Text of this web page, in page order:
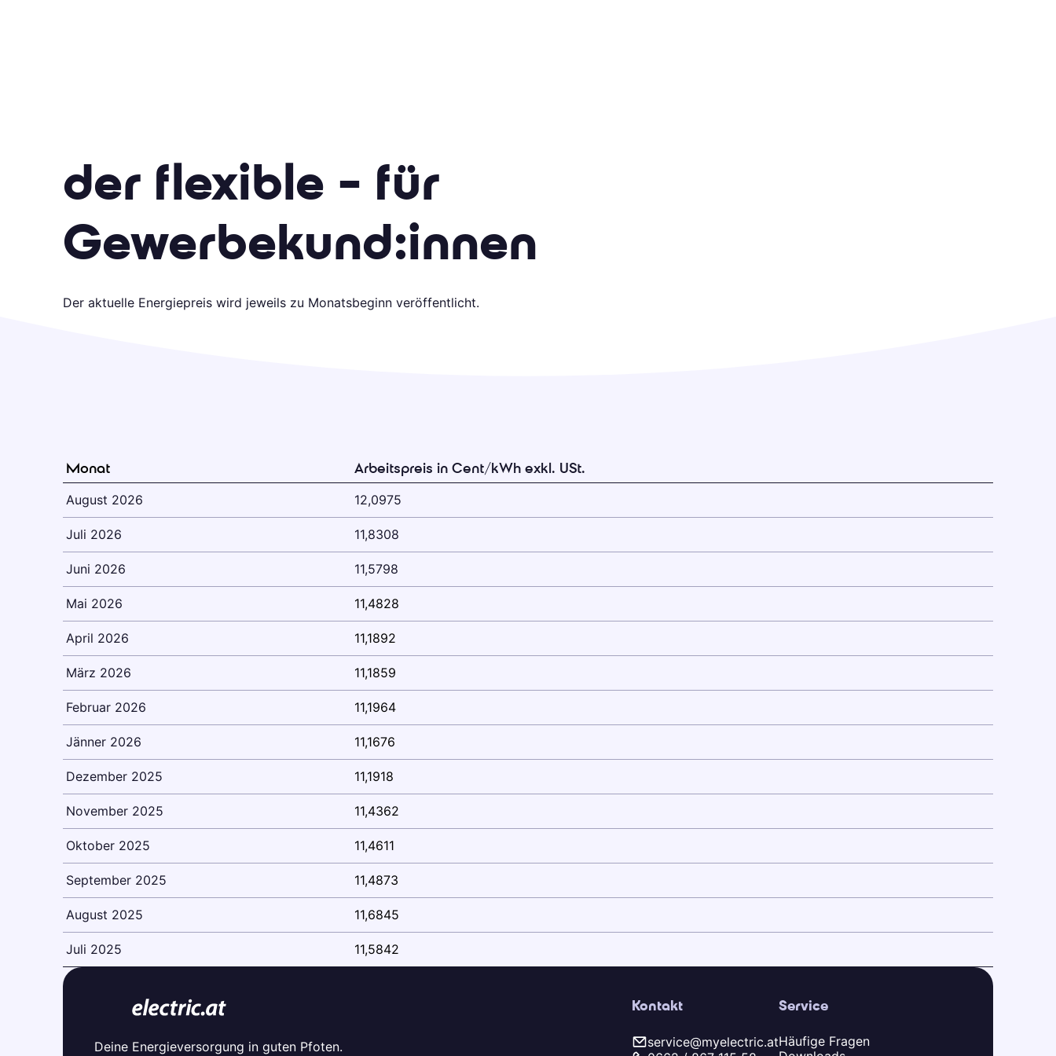
der flexible - für
Gewerbekund:innen
Der aktuelle Energiepreis wird jeweils zu Monatsbeginn veröffentlicht.
Monat Arbeitspreis in Cent/kWh exkl. USt.
August 2026 12,0975
Juli 2026 11,8308
Juni 2026 11,5798
Mai 2026 11,4828
April 2026 11,1892
März 2026 11,1859
Februar 2026 11,1964
Jänner 2026 11,1676
Dezember 2025 11,1918
November 2025 11,4362
Oktober 2025 11,4611
September 2025 11,4873
August 2025 11,6845
Juli 2025 11,5842
Deine Energieversorgung in guten Pfoten.
Kontakt
service@myelectric.at
Service
Häufige Fragen